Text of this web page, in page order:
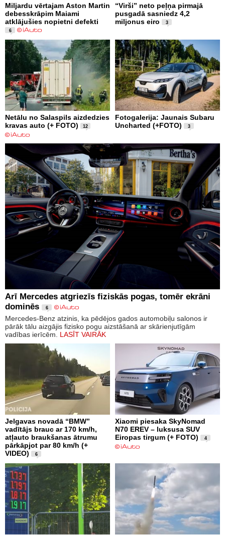
Miljardu vērtajam Aston Martin
debesskrāpim Maiami
atklājušies nopietni defekti
6
“Virši” neto peļņa pirmajā
pusgadā sasniedz 4,2
miljonus eiro
3
Netālu no Salaspils aizdedzies
kravas auto (+ FOTO)
12
Fotogalerija: Jaunais Subaru
Uncharted (+FOTO)
3
Arī Mercedes atgriezīs fiziskās pogas, tomēr ekrāni
dominēs
6
Mercedes-Benz atzinis, ka pēdējos gados automobiļu salonos ir
pārāk tālu aizgājis fizisko pogu aizstāšanā ar skārienjutīgām
vadības ierīcēm. LASĪT VAIRĀK
Jelgavas novadā “BMW”
vadītājs brauc ar 170 km/h,
atļauto braukšanas ātrumu
pārkāpjot par 80 km/h (+
VIDEO)
6
Xiaomi piesaka SkyNomad
N70 EREV – luksusa SUV
Eiropas tirgum (+ FOTO)
4